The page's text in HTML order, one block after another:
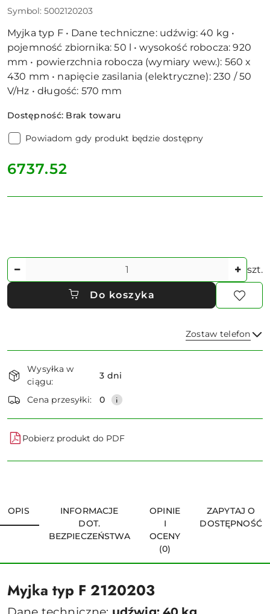
Symbol: 5002120203
Myjka typ F • Dane techniczne: udźwig: 40 kg •
pojemność zbiornika: 50 l • wysokość robocza: 920
mm • powierzchnia robocza (wymiary wew.): 560 x
430 mm • napięcie zasilania (elektryczne): 230 / 50
V/Hz • długość: 570 mm
Dostępność: Brak towaru
Powiadom gdy produkt będzie dostępny
cena:
6737.52
Ilość szt.
Do koszyka
Zostaw telefon
i
dostawa
Wysyłka w
ciągu:
3 dni
Cena przesyłki: 0
Pobierz produkt do PDF
OPIS
INFORMACJE
DOT.
BEZPIECZEŃSTWA
OPINIE
I
OCENY
(0)
ZAPYTAJ O
DOSTĘPNOŚĆ
Myjka typ F 2120203